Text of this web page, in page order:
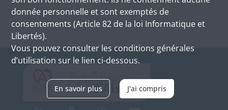
donnée personnelle et sont exemptés de
consentements (Article 82 de la loi Informatique et
Libertés).
Vous pouvez consulter les conditions générales
d’utilisation sur le lien ci-dessous.
En savoir plus J'ai compris